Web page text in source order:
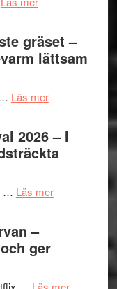
Believe19
titlar
i
Shahab
Mehrabi
till
Kulturs
gräset –
lättsam
Läs merom
Det
grönaste
gräset
en
hjärtevarm
2026 – I
… Läs merom
–
ger
om